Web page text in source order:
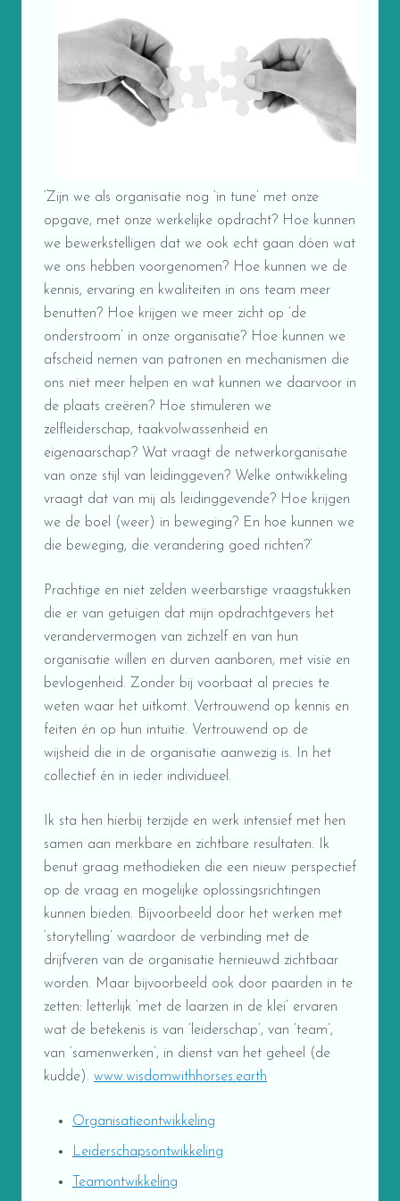
‘Zijn we als organisatie nog ‘in tune’ met onze
opgave, met onze werkelijke opdracht? Hoe kunnen
we bewerkstelligen dat we ook echt gaan dóen wat
we ons hebben voorgenomen? Hoe kunnen we de
kennis, ervaring en kwaliteiten in ons team meer
benutten? Hoe krijgen we meer zicht op ‘de
onderstroom’ in onze organisatie? Hoe kunnen we
afscheid nemen van patronen en mechanismen die
ons niet meer helpen en wat kunnen we daarvoor in
de plaats creëren? Hoe stimuleren we
zelfleiderschap, taakvolwassenheid en
eigenaarschap? Wat vraagt de netwerkorganisatie
van onze stijl van leidinggeven? Welke ontwikkeling
vraagt dat van mij als leidinggevende? Hoe krijgen
we de boel (weer) in beweging? En hoe kunnen we
die beweging, die verandering goed richten?’
Prachtige en niet zelden weerbarstige vraagstukken
die er van getuigen dat mijn opdrachtgevers het
verandervermogen van zichzelf en van hun
organisatie willen en durven aanboren, met visie en
bevlogenheid. Zonder bij voorbaat al precies te
weten waar het uitkomt. Vertrouwend op kennis en
feiten én op hun intuïtie. Vertrouwend op de
wijsheid die in de organisatie aanwezig is. In het
collectief én in ieder individueel.
Ik sta hen hierbij terzijde en werk intensief met hen
samen aan merkbare en zichtbare resultaten. Ik
benut graag methodieken die een nieuw perspectief
op de vraag en mogelijke oplossingsrichtingen
kunnen bieden. Bijvoorbeeld door het werken met
‘storytelling’ waardoor de verbinding met de
drijfveren van de organisatie hernieuwd zichtbaar
worden. Maar bijvoorbeeld ook door paarden in te
zetten: letterlijk ‘met de laarzen in de klei’ ervaren
wat de betekenis is van ‘leiderschap’, van ‘team’,
van ‘samenwerken’, in dienst van het geheel (de
kudde). www.wisdomwithhorses.earth
Organisatieontwikkeling
Leiderschapsontwikkeling
Teamontwikkeling